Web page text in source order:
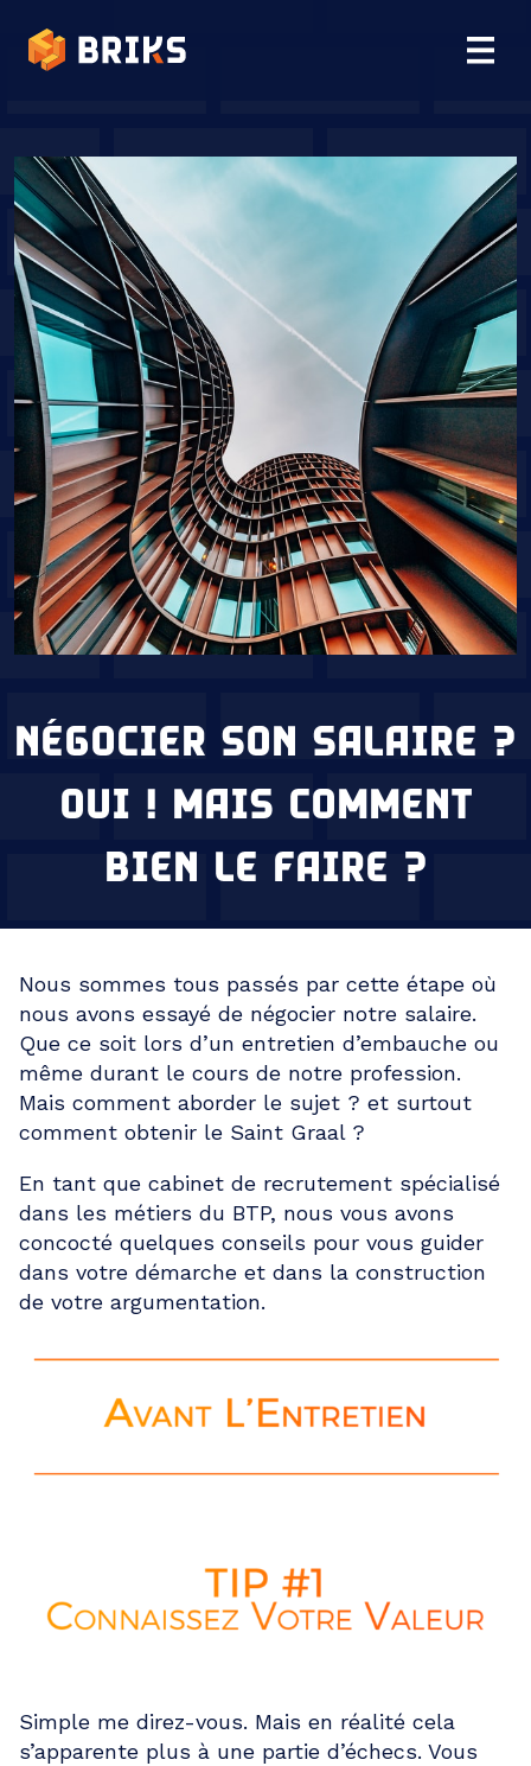
NÉGOCIER SON SALAIRE ?
OUI ! MAIS COMMENT
BIEN LE FAIRE ?
Nous sommes tous passés par cette étape où
nous avons essayé de négocier notre salaire.
Que ce soit lors d’un entretien d’embauche ou
même durant le cours de notre profession.
Mais comment aborder le sujet ? et surtout
comment obtenir le Saint Graal ?
En tant que cabinet de recrutement spécialisé
dans les métiers du BTP, nous vous avons
concocté quelques conseils pour vous guider
dans votre démarche et dans la construction
de votre argumentation.
Simple me direz-vous. Mais en réalité cela
s’apparente plus à une partie d’échecs. Vous